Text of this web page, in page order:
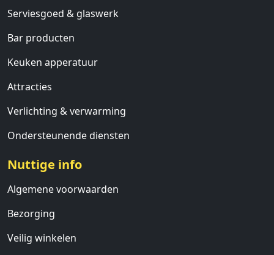
Serviesgoed & glaswerk
Bar producten
Keuken apperatuur
Attracties
Verlichting & verwarming
Ondersteunende diensten
Nuttige info
Algemene voorwaarden
Bezorging
Veilig winkelen